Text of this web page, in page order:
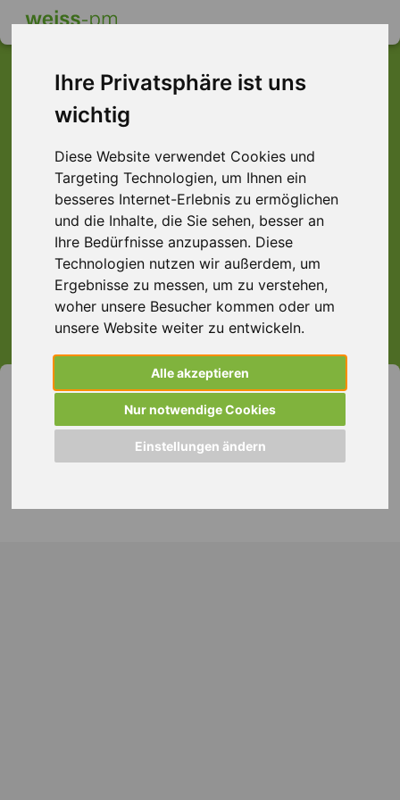
Ihre Privatsphäre ist uns
wichtig
Diese Website verwendet Cookies und
Targeting Technologien, um Ihnen ein
besseres Internet-Erlebnis zu ermöglichen
und die Inhalte, die Sie sehen, besser an
Ihre Bedürfnisse anzupassen. Diese
Technologien nutzen wir außerdem, um
Ergebnisse zu messen, um zu verstehen,
woher unsere Besucher kommen oder um
unsere Website weiter zu entwickeln.
Alle akzeptieren
Nur notwendige Cookies
Einstellungen ändern
Dieser Job ist leider
nicht mehr verfügbar ...
... aber vielleicht ist hier etwas dabei:
> Alle Jobs anzeigen.